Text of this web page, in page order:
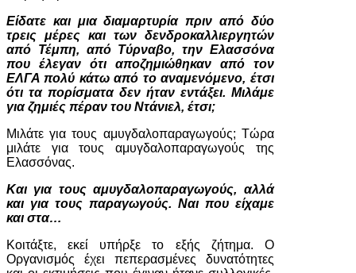
Είδατε και μια διαμαρτυρία πριν από δύο
τρεις μέρες και των δενδροκαλλιεργητών
από Τέμπη, από Τύρναβο, την Ελασσόνα
που έλεγαν ότι αποζημιώθηκαν από τον
ΕΛΓΑ πολύ κάτω από το αναμενόμενο, έτσι
ότι τα πορίσματα δεν ήταν εντάξει. Μιλάμε
για ζημιές πέραν του Ντάνιελ, έτσι;
Μιλάτε για τους αμυγδαλοπαραγωγούς; Τώρα
μιλάτε για τους αμυγδαλοπαραγωγούς της
Ελασσόνας.
Και για τους αμυγδαλοπαραγωγούς, αλλά
και για τους παραγωγούς. Ναι που είχαμε
και στα…
Κοιτάξτε, εκεί υπήρξε το εξής ζήτημα. Ο
Οργανισμός έχει πεπερασμένες δυνατότητες